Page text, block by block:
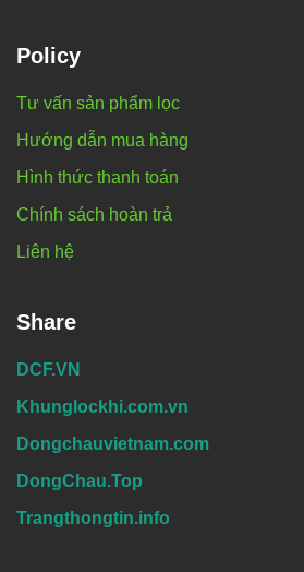
Policy
Tư vấn sản phẩm lọc
Hướng dẫn mua hàng
Hình thức thanh toán
Chính sách hoàn trả
Liên hệ
Share
DCF.VN
Khunglockhi.com.vn
Dongchauvietnam.com
DongChau.Top
Trangthongtin.info